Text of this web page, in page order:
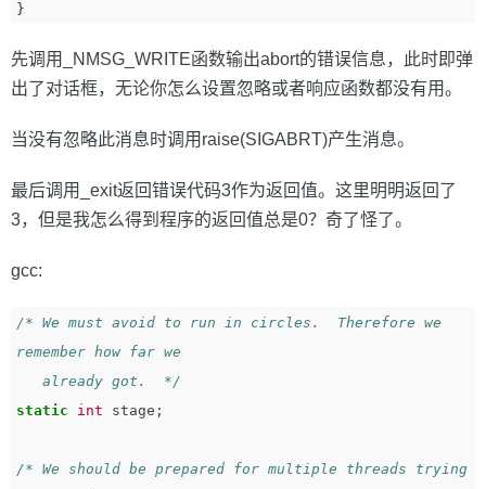
}
先调用_NMSG_WRITE函数输出abort的错误信息，此时即弹
出了对话框，无论你怎么设置忽略或者响应函数都没有用。
当没有忽略此消息时调用raise(SIGABRT)产生消息。
最后调用_exit返回错误代码3作为返回值。这里明明返回了
3，但是我怎么得到程序的返回值总是0？奇了怪了。
gcc:
/* We must avoid to run in circles.  Therefore we
remember how far we
   already got.  */
static
int stage ;
/* We should be prepared for multiple threads trying